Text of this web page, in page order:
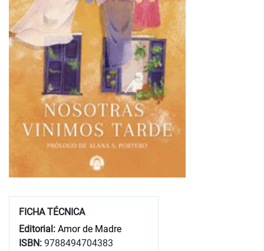
FICHA TÉCNICA
Editorial: Amor de Madre
ISBN: 9788494704383